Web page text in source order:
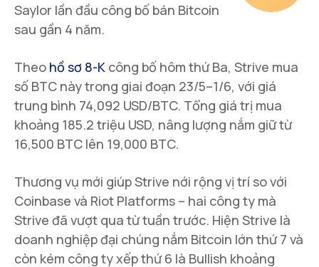
Saylor lần đầu công bố bán Bitcoin
sau gần 4 năm.
Theo hồ sơ 8-K công bố hôm thứ Ba, Strive mua
số BTC này trong giai đoạn 23/5–1/6, với giá
trung bình 74,092 USD/BTC. Tổng giá trị mua
khoảng 185.2 triệu USD, nâng lượng nắm giữ từ
16,500 BTC lên 19,000 BTC.
Thương vụ mới giúp Strive nới rộng vị trí so với
Coinbase và Riot Platforms – hai công ty mà
Strive đã vượt qua từ tuần trước. Hiện Strive là
doanh nghiệp đại chúng nắm Bitcoin lớn thứ 7 và
còn kém công ty xếp thứ 6 là Bullish khoảng